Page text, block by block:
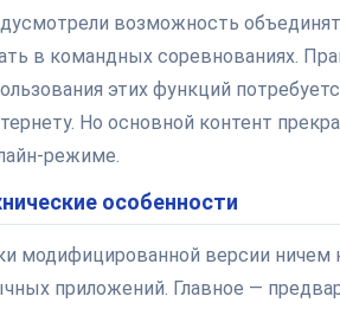
возможность
в командных соревнованиях.
этих функций
Но основной контент
режиме.
особенности
модифицированной версии ничем
приложений. Главное —